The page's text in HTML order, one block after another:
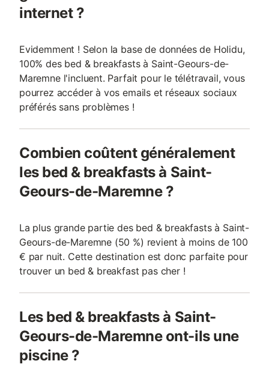
internet ?
Evidemment ! Selon la base de données de Holidu,
100% des bed & breakfasts à Saint-Geours-de-
Maremne l'incluent. Parfait pour le télétravail, vous
pourrez accéder à vos emails et réseaux sociaux
préférés sans problèmes !
Combien coûtent généralement
les bed & breakfasts à Saint-
Geours-de-Maremne ?
La plus grande partie des bed & breakfasts à Saint-
Geours-de-Maremne (50 %) revient à moins de 100
€ par nuit. Cette destination est donc parfaite pour
trouver un bed & breakfast pas cher !
Les bed & breakfasts à Saint-
Geours-de-Maremne ont-ils une
piscine ?